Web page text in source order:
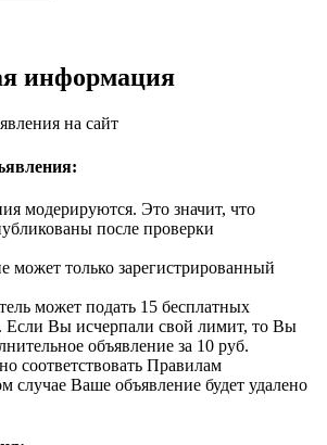
информация
на сайт
модерируются. Это значит, что
после проверки
может только зарегистрированный
может подать 15 бесплатных
Если Вы исчерпали свой лимит, то Вы
объявление за 10 руб.
соответствовать Правилам
случае Ваше объявление будет удалено